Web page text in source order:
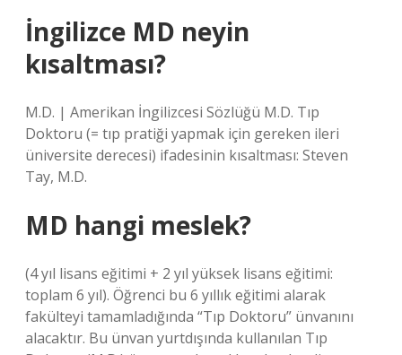
İngilizce MD neyin
kısaltması?
M.D. | Amerikan İngilizcesi Sözlüğü M.D. Tıp
Doktoru (= tıp pratiği yapmak için gereken ileri
üniversite derecesi) ifadesinin kısaltması: Steven
Tay, M.D.
MD hangi meslek?
(4 yıl lisans eğitimi + 2 yıl yüksek lisans eğitimi:
toplam 6 yıl). Öğrenci bu 6 yıllık eğitimi alarak
fakülteyi tamamladığında “Tıp Doktoru” ünvanını
alacaktır. Bu ünvan yurtdışında kullanılan Tıp